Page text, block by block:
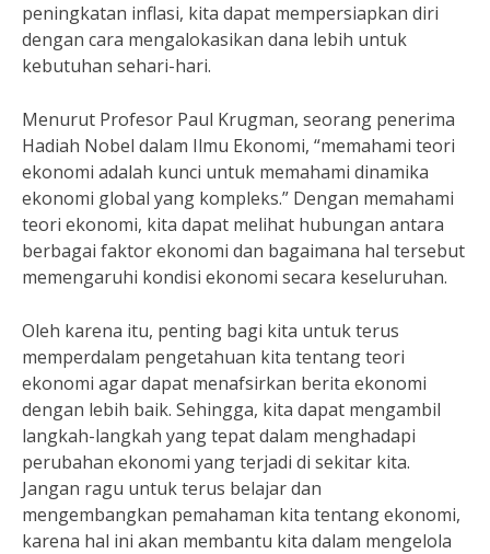
peningkatan inflasi, kita dapat mempersiapkan diri
dengan cara mengalokasikan dana lebih untuk
kebutuhan sehari-hari.
Menurut Profesor Paul Krugman, seorang penerima
Hadiah Nobel dalam Ilmu Ekonomi, “memahami teori
ekonomi adalah kunci untuk memahami dinamika
ekonomi global yang kompleks.” Dengan memahami
teori ekonomi, kita dapat melihat hubungan antara
berbagai faktor ekonomi dan bagaimana hal tersebut
memengaruhi kondisi ekonomi secara keseluruhan.
Oleh karena itu, penting bagi kita untuk terus
memperdalam pengetahuan kita tentang teori
ekonomi agar dapat menafsirkan berita ekonomi
dengan lebih baik. Sehingga, kita dapat mengambil
langkah-langkah yang tepat dalam menghadapi
perubahan ekonomi yang terjadi di sekitar kita.
Jangan ragu untuk terus belajar dan
mengembangkan pemahaman kita tentang ekonomi,
karena hal ini akan membantu kita dalam mengelola